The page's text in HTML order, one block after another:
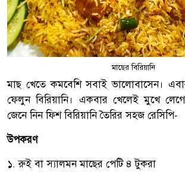
মাছের বিরিয়ানি
মাছ খেতে কমবেশি সবাই ভালোবাসেন।
ফেলুন বিরিয়ানি। একবার খেলেই মুখে
জেনে নিন ফিশ বিরিয়ানি তৈরির সহজ রেসিপি-
উপকরণ
১. রুই বা স্যালমন মাছের পেটি ৪ টুকরা